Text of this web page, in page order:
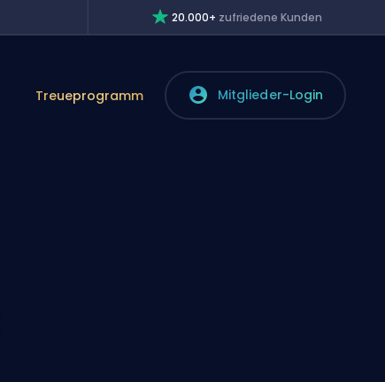
20.000+ zufriedene Kunden
Treueprogramm Mitglieder-Login